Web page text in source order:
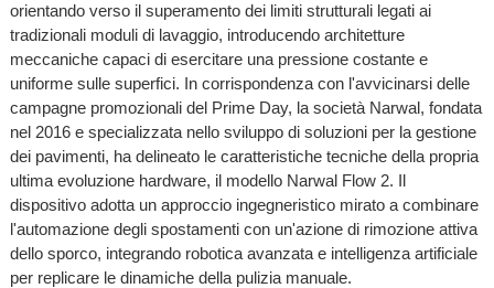
orientando verso il superamento dei limiti strutturali legati ai
tradizionali moduli di lavaggio, introducendo architetture
meccaniche capaci di esercitare una pressione costante e
uniforme sulle superfici. In corrispondenza con l'avvicinarsi delle
campagne promozionali del Prime Day, la società Narwal, fondata
nel 2016 e specializzata nello sviluppo di soluzioni per la gestione
dei pavimenti, ha delineato le caratteristiche tecniche della propria
ultima evoluzione hardware, il modello Narwal Flow 2. Il
dispositivo adotta un approccio ingegneristico mirato a combinare
l'automazione degli spostamenti con un'azione di rimozione attiva
dello sporco, integrando robotica avanzata e intelligenza artificiale
per replicare le dinamiche della pulizia manuale.